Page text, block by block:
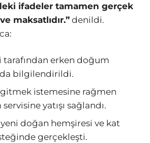
ifadeler tamamen gerçek
ve maksatlıdır.” denildi.
tarafından erken doğum
bilgilendirildi.
gitmek istemesine rağmen
yatışı sağlandı.
doğan hemşiresi ve kat
gerçekleşti.